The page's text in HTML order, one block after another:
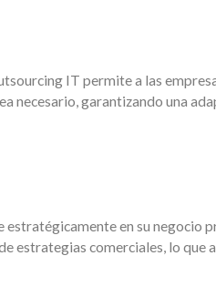
IT permite a las
necesario, garantizando una
en su negocio
estrategias comerciales, lo que